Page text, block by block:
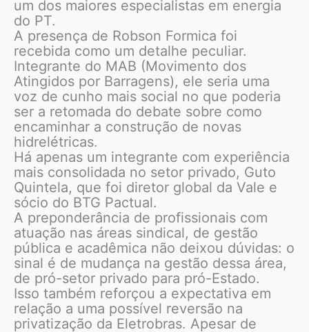
um dos maiores especialistas em energia
do PT.
A presença de Robson Formica foi
recebida como um detalhe peculiar.
Integrante do MAB (Movimento dos
Atingidos por Barragens), ele seria uma
voz de cunho mais social no que poderia
ser a retomada do debate sobre como
encaminhar a construção de novas
hidrelétricas.
Há apenas um integrante com experiência
mais consolidada no setor privado, Guto
Quintela, que foi diretor global da Vale e
sócio do BTG Pactual.
A preponderância de profissionais com
atuação nas áreas sindical, de gestão
pública e acadêmica não deixou dúvidas: o
sinal é de mudança na gestão dessa área,
de pró-setor privado para pró-Estado.
Isso também reforçou a expectativa em
relação a uma possível reversão na
privatização da Eletrobras. Apesar de